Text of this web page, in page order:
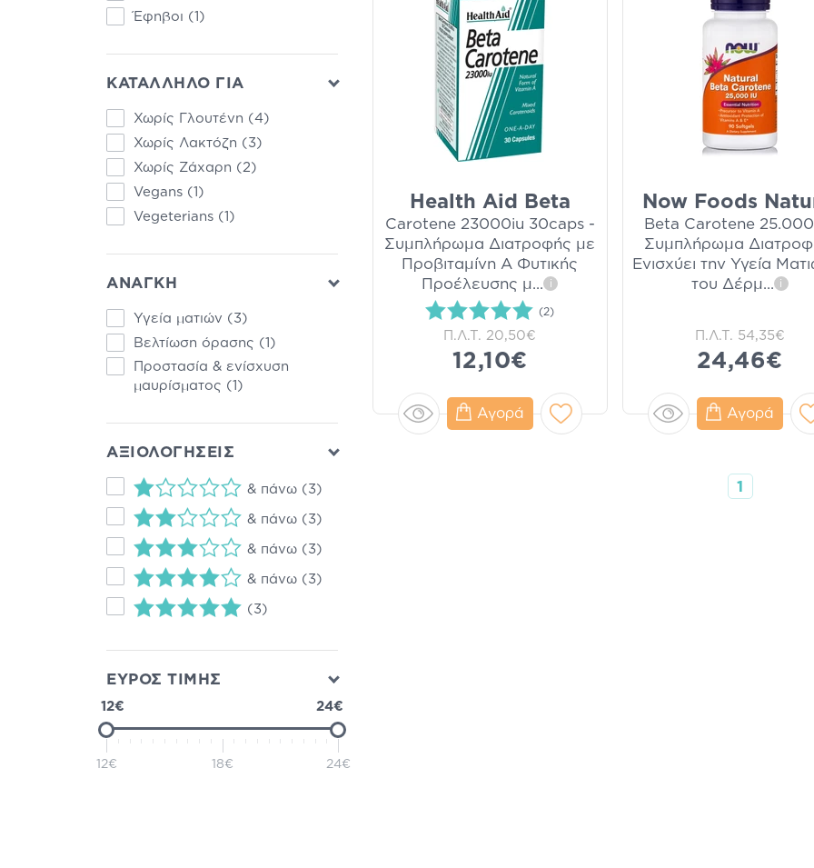
Έφηβοι (1)
ΚΑΤΑΛΛΗΛΟ ΓΙΑ
Χωρίς Γλουτένη (4)
Χωρίς Λακτόζη (3)
Χωρίς Ζάχαρη (2)
Vegans (1)
Vegeterians (1)
ΑΝΑΓΚΗ
Υγεία ματιών (3)
Βελτίωση όρασης (1)
Προστασία & ενίσχυση
μαυρίσματος (1)
ΑΞΙΟΛΟΓΗΣΕΙΣ
& πάνω (3)
& πάνω (3)
& πάνω (3)
& πάνω (3)
(3)
ΕΥΡΟΣ ΤΙΜΗΣ
12€ 24€
12€ 18€ 24€
Health Aid Beta
Carotene 23000iu 30caps -
Συμπλήρωμα Διατροφής με
Προβιταμίνη Α Φυτικής
Προέλευσης μ... i
(2)
Π.Λ.Τ.20,50€
12,10€
Αγορά
Now Foods
Beta Carotene
Συμπλήρωμα
Ενισχύει την Υγεία
του Δέρμ... i
Π.Λ.Τ. 54,35€
24,46€
Αγορά
1